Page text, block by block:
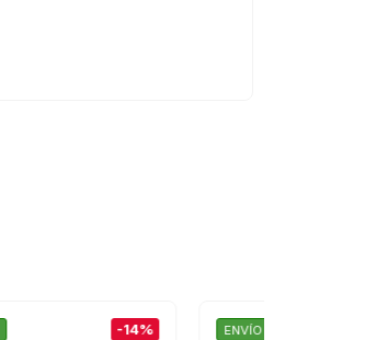
GRATIS